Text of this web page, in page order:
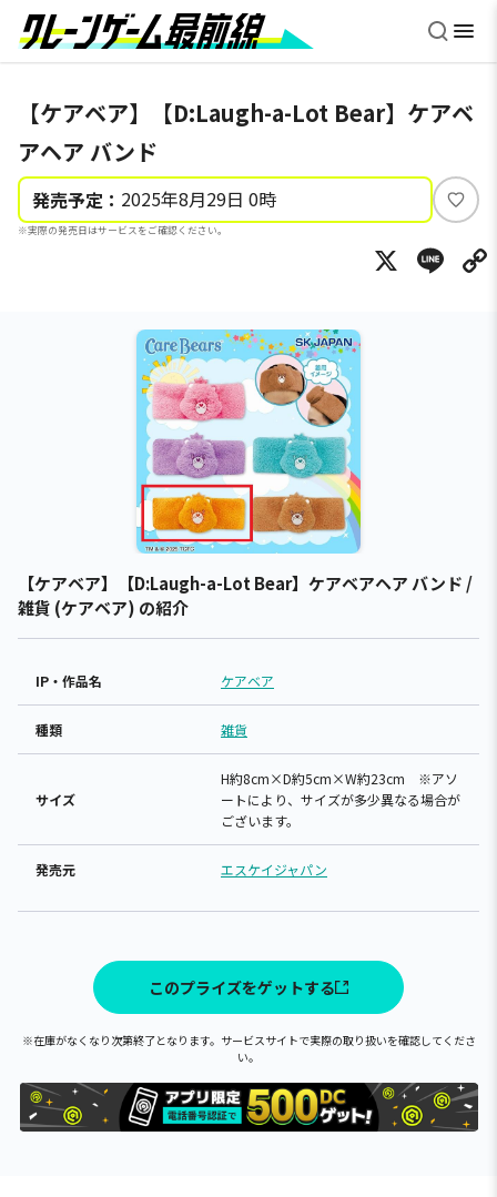
【ケアベア】【D:Laugh-a-Lot Bear】ケアベ
アヘア バンド
発売予定： 2025年8月29日 0時
※実際の発売日はサービスをご確認ください。
い
ね
X
【ケアベア】【D:Laugh-a-Lot Bear】ケアベアヘア バンド /
雑貨 (ケアベア) の紹介
IP・作品名 ケアベア
種類 雑貨
サイズ
H約8cm×D約5cm×W約23cm ※アソ
ートにより、サイズが多少異なる場合が
ございます。
発売元 エスケイジャパン
このプライズをゲットする
※在庫がなくなり次第終了となります。サービスサイトで実際の取り扱いを確認してくださ
い。